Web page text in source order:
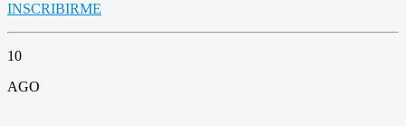
INSCRIBIRME
10
AGO